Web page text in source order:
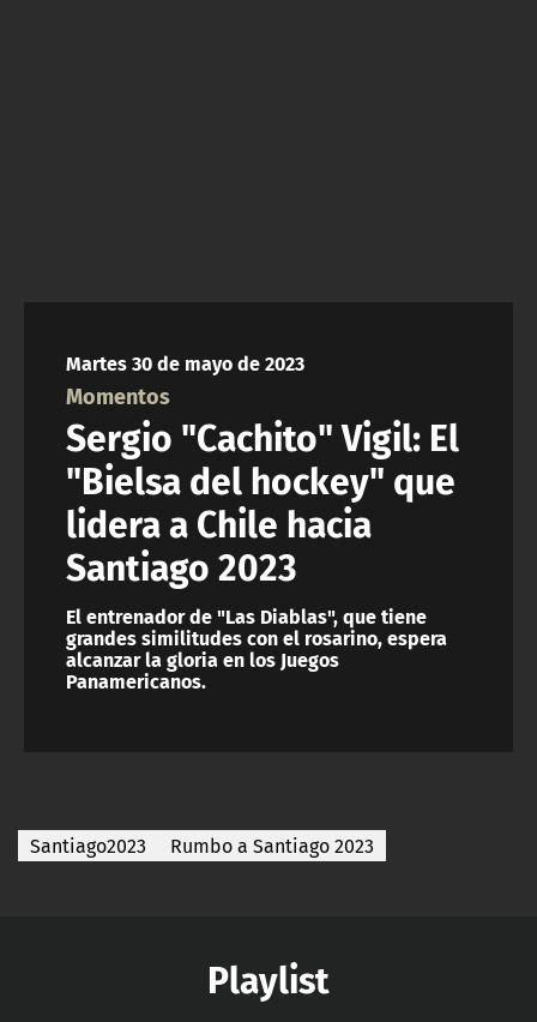
Martes 30 de mayo de 2023
Momentos
Sergio "Cachito" Vigil: El
"Bielsa del hockey" que
lidera a Chile hacia
Santiago 2023
El entrenador de "Las Diablas", que tiene
grandes similitudes con el rosarino, espera
alcanzar la gloria en los Juegos
Panamericanos.
Santiago2023 Rumbo a Santiago 2023
Playlist